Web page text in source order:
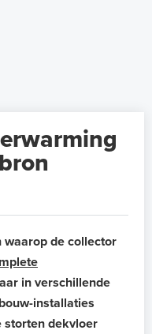
de collector
in verschillende
installaties
storten dekvloer